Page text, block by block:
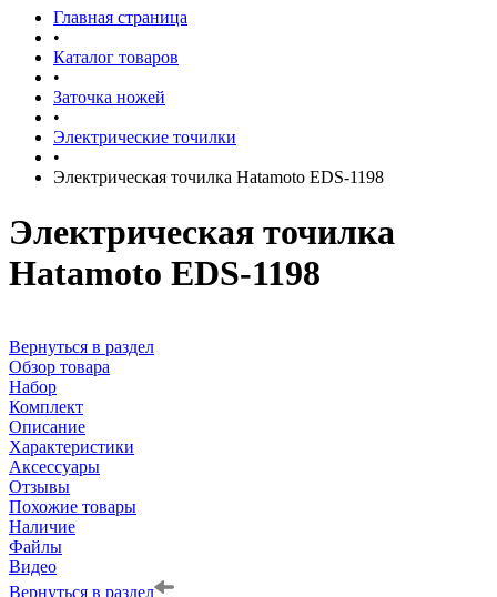
Главная страница
•
Каталог товаров
•
Заточка ножей
•
Электрические точилки
•
Электрическая точилка Hatamoto EDS-1198
Электрическая точилка
Hatamoto EDS-1198
Вернуться в раздел
Обзор товара
Набор
Комплект
Описание
Характеристики
Аксессуары
Отзывы
Похожие товары
Наличие
Файлы
Видео
Вернуться в раздел